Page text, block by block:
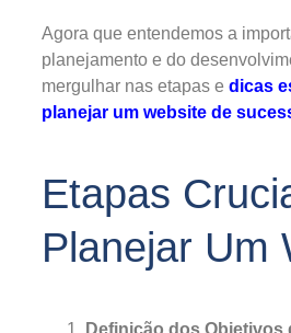
Agora que entendemos a
planejamento e do
mergulhar nas etapas e dicas
planejar um website de
Etapas
Planejar Um
Definição dos Objetivos